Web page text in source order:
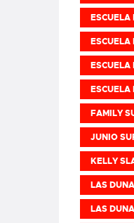
ESCUELA
ESCUELA
ESCUELA
ESCUELA
FAMILY
JUNIO
KELLY
LAS
LAS